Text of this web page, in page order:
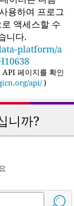
용하여 프로그
액세스할 수
니다.
platform/a
API 페이지를 확인
api/)
니까?